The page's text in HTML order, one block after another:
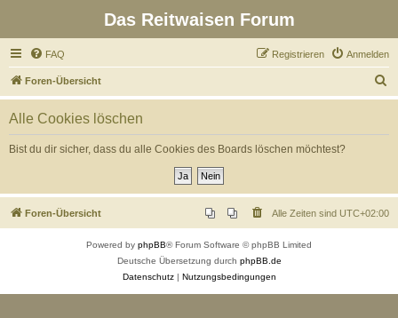
Das Reitwaisen Forum
FAQ Anmelden
Registrieren
Foren-Übersicht
u
Alle Cookies löschen
Bist du dir sicher, dass du alle Cookies des Boards löschen möchtest?
Foren-Übersicht Alle Zeiten sind UTC+02:00
Powered by phpBB® Forum Software © phpBB Limited
Deutsche Übersetzung durch phpBB.de
Datenschutz| Nutzungsbedingungen